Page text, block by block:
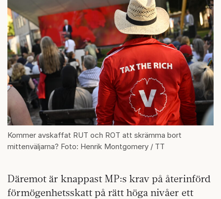
Kommer avskaffat RUT och ROT att skrämma bort
mittenväljarna? Foto: Henrik Montgomery / TT
Däremot är knappast MP:s krav på återinförd
förmögenhetsskatt på rätt höga nivåer ett